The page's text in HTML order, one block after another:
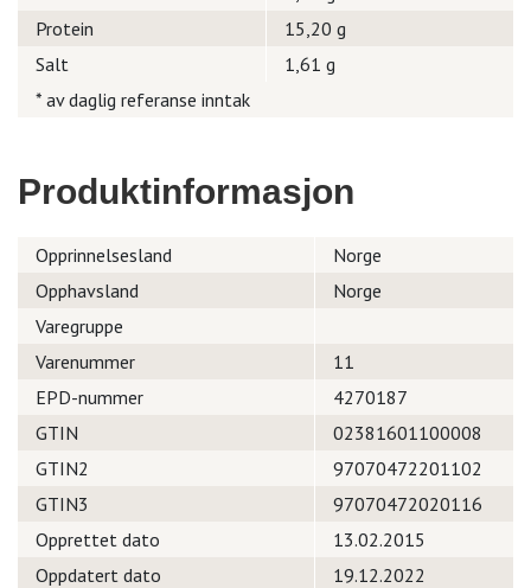
Protein
15,20 g
Salt
1,61 g
* av daglig referanse inntak
Produktinformasjon
Opprinnelsesland
Norge
Opphavsland
Norge
Varegruppe
Varenummer
11
EPD-nummer
4270187
GTIN
02381601100008
GTIN2
97070472201102
GTIN3
97070472020116
Opprettet dato
13.02.2015
Oppdatert dato
19.12.2022